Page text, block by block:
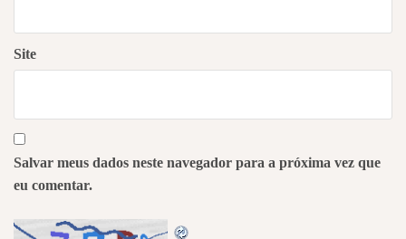
Site
Salvar meus dados neste navegador para a próxima vez que
eu comentar.